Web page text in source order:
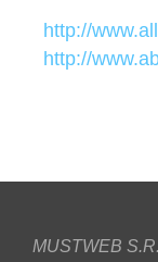
http://
http://
MUSTWEB